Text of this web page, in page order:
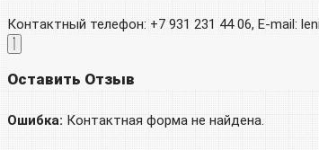
Контактный телефон: +7 931 231 44 06, E-mail:
Оставить Отзыв
Ошибка: Контактная форма не найдена.